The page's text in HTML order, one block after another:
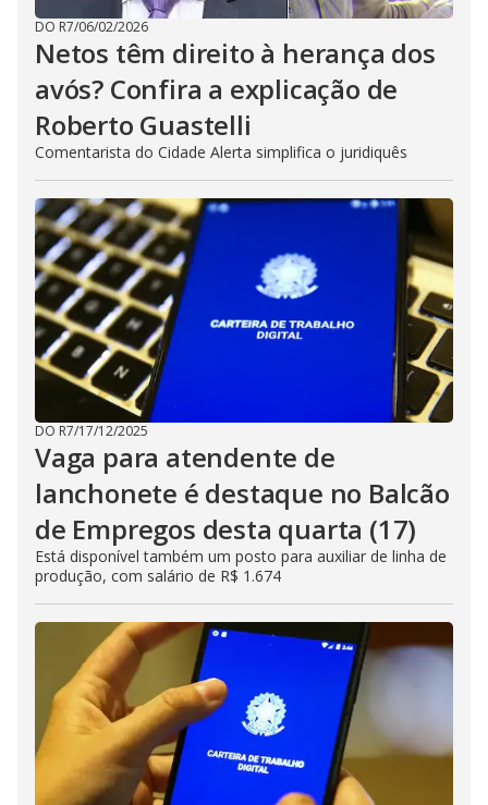
DO R7/06/02/2026
Netos têm direito à herança dos
avós? Confira a explicação de
Roberto Guastelli
Comentarista do Cidade Alerta simplifica o juridiquês
DO R7/17/12/2025
Vaga para atendente de
lanchonete é destaque no Balcão
de Empregos desta quarta (17)
Está disponível também um posto para auxiliar de linha de
produção, com salário de R$ 1.674